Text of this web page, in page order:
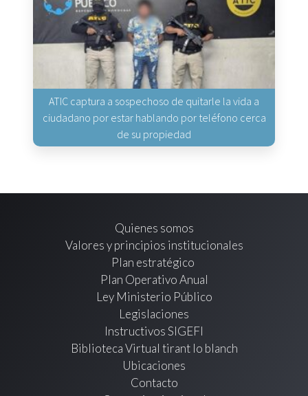
ATIC captura a sospechoso de quitarle la vida a
ciudadano por estar hablando por teléfono cerca
de su propiedad
Quienes somos
Valores y principios institucionales
Plan estratégico
Plan Operativo Anual
Ley Ministerio Público
Legislaciones
Instructivos SIGEFI
Biblioteca Virtual tirant lo blanch
Ubicaciones
Contacto